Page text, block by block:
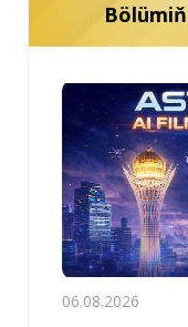
06.08.2026